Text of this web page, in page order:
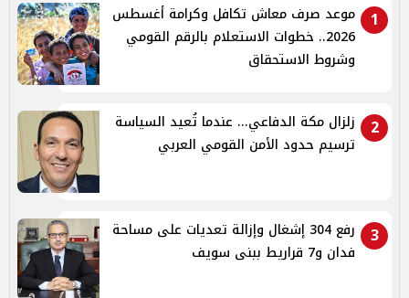
1
موعد صرف معاش تكافل وكرامة أغسطس
2026.. خطوات الاستعلام بالرقم القومي
وشروط الاستحقاق
2
زلزال مكة الدفاعي... عندما تُعيد السياسة
ترسيم حدود الأمن القومي العربي
3
رفع 304 إشغال وإزالة تعديات على مساحة
فدان و7 قراريط ببنى سويف